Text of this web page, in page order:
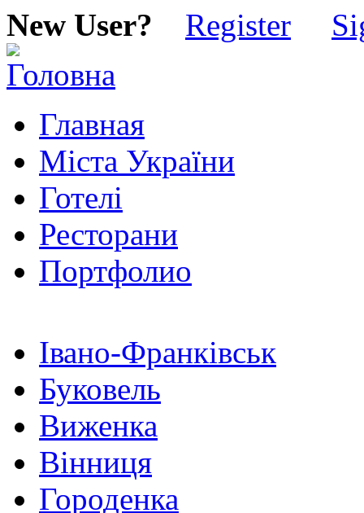
New User? Register
Главная
Міста України
Готелі
Ресторани
Портфолио
Івано-Франківськ
Буковель
Виженка
Вінниця
Городенка